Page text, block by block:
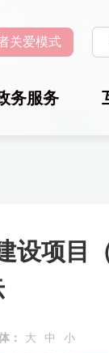
关爱模式
务服务
项目
： 大 中 小